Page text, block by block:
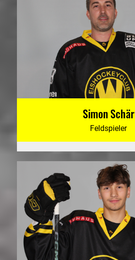
Simon Schär
Feldspieler